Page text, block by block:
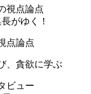
がゆく！
点論点
、貪欲に学ぶ